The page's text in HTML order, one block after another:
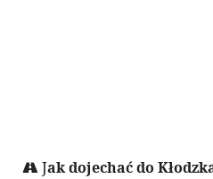
Jak dojechać do